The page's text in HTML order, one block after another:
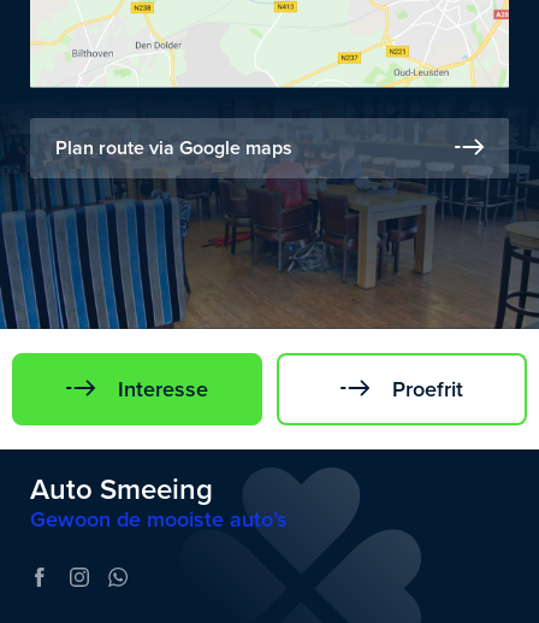
Plan route via Google maps
Interesse Proefrit
Auto Smeeing
Gewoon de mooiste auto’s